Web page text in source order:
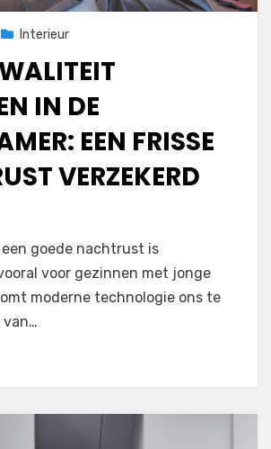
Interieur
IN DE
EEN FRISSE
VERZEKERD
goede nachtrust is
voor gezinnen met jonge
moderne technologie ons te
van…